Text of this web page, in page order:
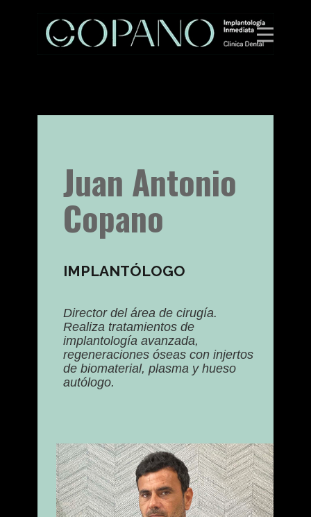
Juan Antonio
Copano
IMPLANTÓLOGO
Director del área de cirugía.
Realiza tratamientos de
implantología avanzada,
regeneraciones óseas con injertos
de biomaterial, plasma y hueso
autólogo.